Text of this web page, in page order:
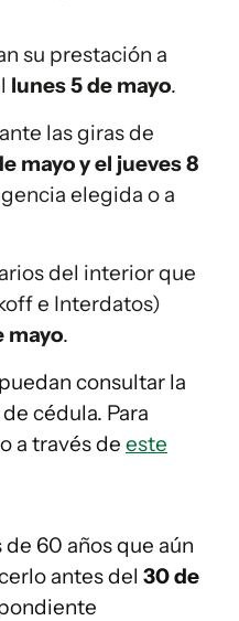
su prestación a
lunes 5 de mayo.
las giras de
mayo y el jueves 8
elegida o a
del interior que
e Interdatos)
mayo.
consultar la
cédula. Para
a través de este
60 años que aún
antes del 30 de